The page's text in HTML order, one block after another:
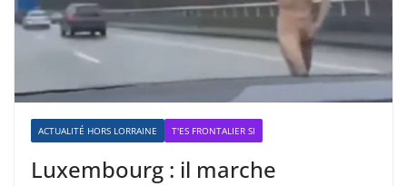
ACTUALITÉ HORS LORRAINE T'ES FRONTALIER SI
Luxembourg : il marche